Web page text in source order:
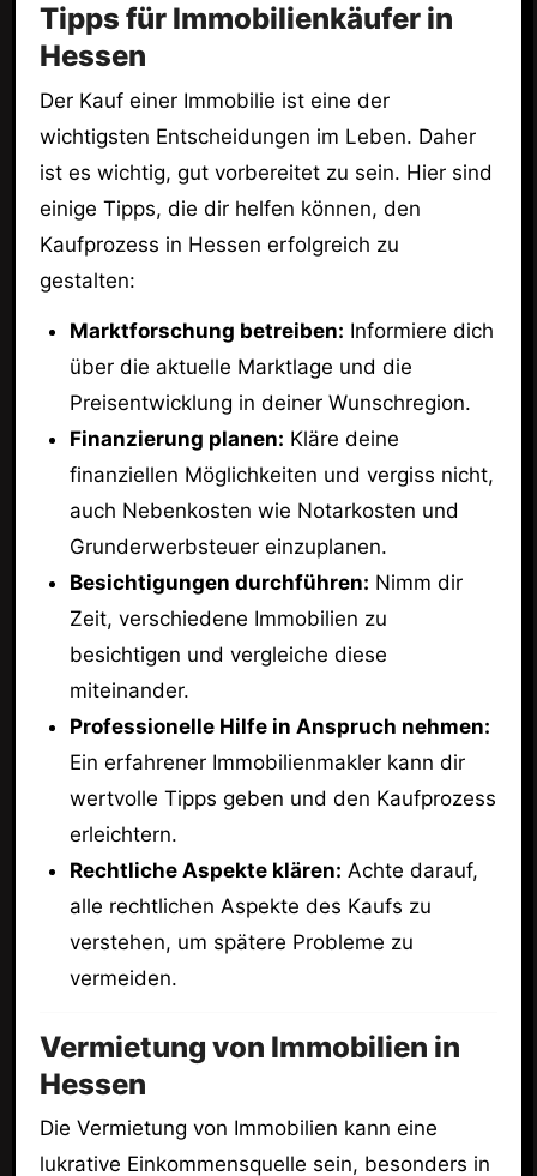
Tipps für Immobilienkäufer in
Hessen
Der Kauf einer Immobilie ist eine der
wichtigsten Entscheidungen im Leben. Daher
ist es wichtig, gut vorbereitet zu sein. Hier sind
einige Tipps, die dir helfen können, den
Kaufprozess in Hessen erfolgreich zu
gestalten:
Marktforschung betreiben: Informiere dich
über die aktuelle Marktlage und die
Preisentwicklung in deiner Wunschregion.
Finanzierung planen: Kläre deine
finanziellen Möglichkeiten und vergiss nicht,
auch Nebenkosten wie Notarkosten und
Grunderwerbsteuer einzuplanen.
Besichtigungen durchführen: Nimm dir
Zeit, verschiedene Immobilien zu
besichtigen und vergleiche diese
miteinander.
Professionelle Hilfe in Anspruch nehmen:
Ein erfahrener Immobilienmakler kann dir
wertvolle Tipps geben und den Kaufprozess
erleichtern.
Rechtliche Aspekte klären: Achte darauf,
alle rechtlichen Aspekte des Kaufs zu
verstehen, um spätere Probleme zu
vermeiden.
Vermietung von Immobilien in
Hessen
Die Vermietung von Immobilien kann eine
lukrative Einkommensquelle sein, besonders in